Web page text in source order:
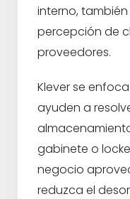
interno,
percepción de
proveedores.
Klever se
ayuden a
gabinete o
negocio
reduzca el